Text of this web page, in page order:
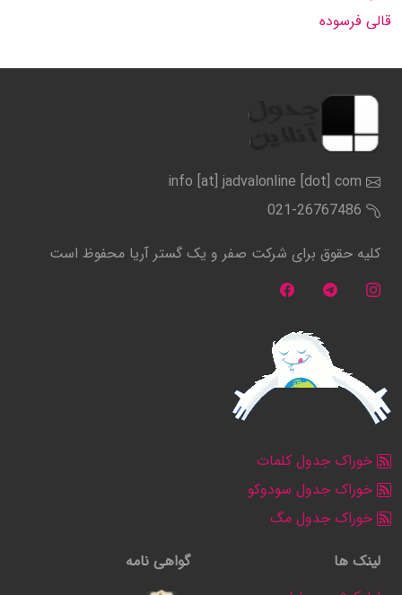
قالی فرسوده
info [at] jadvalonline [dot] com
021-26767486
کلیه حقوق برای شرکت صفر و یک گستر آریا محفوظ است
خوراک جدول کلمات
خوراک جدول سودوکو
خوراک جدول مگ
لینک ها
گواهی نامه